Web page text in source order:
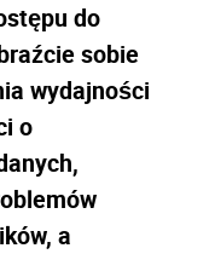
do
sobie
wydajności
o
a